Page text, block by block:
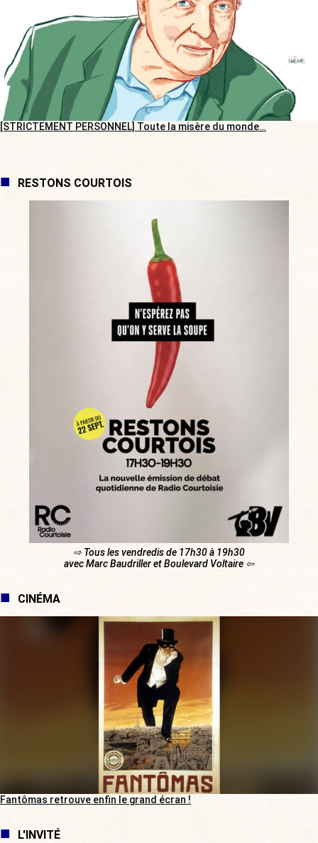
[STRICTEMENT PERSONNEL] Toute la misère du monde…
RESTONS COURTOIS
⇨ Tous les vendredis de 17h30 à 19h30
avec Marc Baudriller et Boulevard Voltaire ⇦
CINÉMA
Fantômas retrouve enfin le grand écran !
L'INVITÉ